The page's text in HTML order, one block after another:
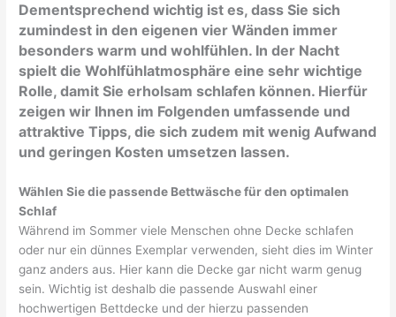
Dementsprechend wichtig ist es, dass Sie sich
zumindest in den eigenen vier Wänden immer
besonders warm und wohlfühlen. In der Nacht
spielt die Wohlfühlatmosphäre eine sehr wichtige
Rolle, damit Sie erholsam schlafen können. Hierfür
zeigen wir Ihnen im Folgenden umfassende und
attraktive Tipps, die sich zudem mit wenig Aufwand
und geringen Kosten umsetzen lassen.
Wählen Sie die passende Bettwäsche für den optimalen
Schlaf
Während im Sommer viele Menschen ohne Decke schlafen
oder nur ein dünnes Exemplar verwenden, sieht dies im Winter
ganz anders aus. Hier kann die Decke gar nicht warm genug
sein. Wichtig ist deshalb die passende Auswahl einer
hochwertigen Bettdecke und der hierzu passenden